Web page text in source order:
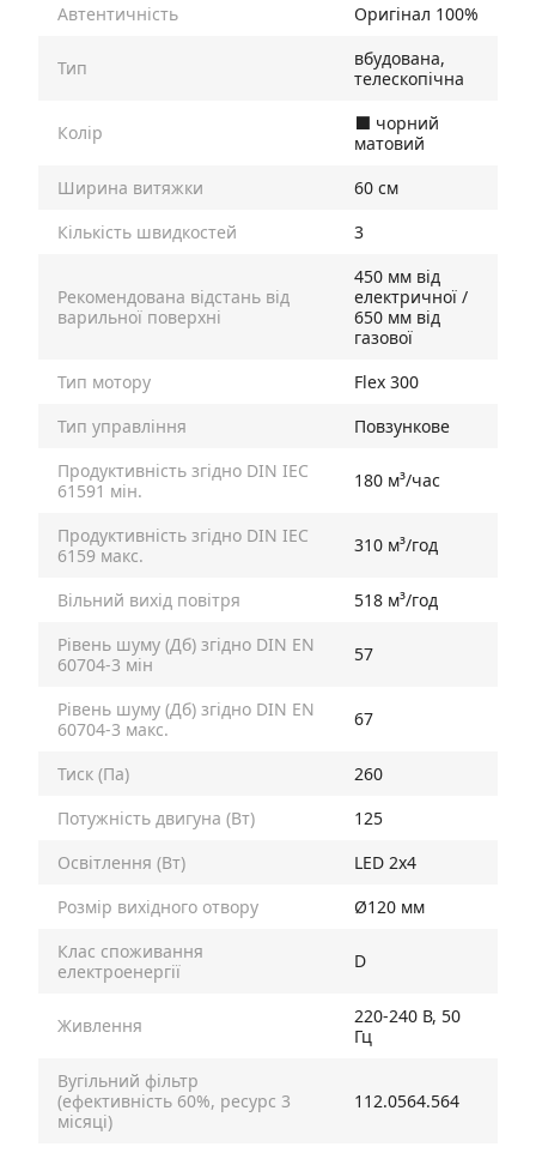
Автентичність
Оригінал 100%
Тип
вбудована,
телескопічна
Колір
⬛️ чорний
матовий
Ширина витяжки
60 см
Кількість швидкостей
3
Рекомендована відстань від
варильної поверхні
450 мм від
електричної /
650 мм від
газової
Тип мотору
Flex 300
Тип управління
Повзункове
Продуктивність згідно DIN IEC
61591 мін.
180 м³/час
Продуктивність згідно DIN IEC
6159 макс.
310 м³/год
Вільний вихід повітря
518 м³/год
Рівень шуму (Дб) згідно DIN EN
60704-3 мін
57
Рівень шуму (Дб) згідно DIN EN
60704-3 макс.
67
Тиск (Па)
260
Потужність двигуна (Вт)
125
Освітлення (Вт)
LED 2х4
Розмір вихідного отвору
Ø120 мм
Клас споживання
електроенергії
D
Живлення
220-240 В, 50
Гц
Вугільний фільтр
(ефективність 60%, ресурс 3
місяці)
112.0564.564